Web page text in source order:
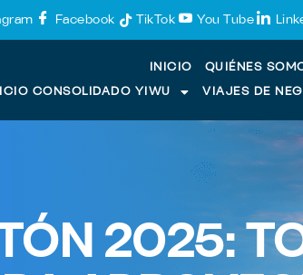
Facebook TikTok You Tube
INICIO QUIÉNES
CONSOLIDADO YIWU VIAJES DE
2025: